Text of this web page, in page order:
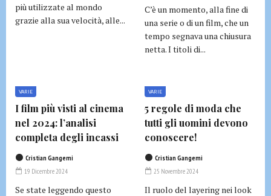
più utilizzate al mondo
grazie alla sua velocità, alle...
C’è un momento, alla fine di
una serie o di un film, che un
tempo segnava una chiusura
netta. I titoli di...
VARIE
I film più visti al cinema
nel 2024: l’analisi
completa degli incassi
Cristian Gangemi
19 Dicembre 2024
Se state leggendo questo
VARIE
5 regole di moda che
tutti gli uomini devono
conoscere!
Cristian Gangemi
25 Novembre 2024
Il ruolo del layering nei look